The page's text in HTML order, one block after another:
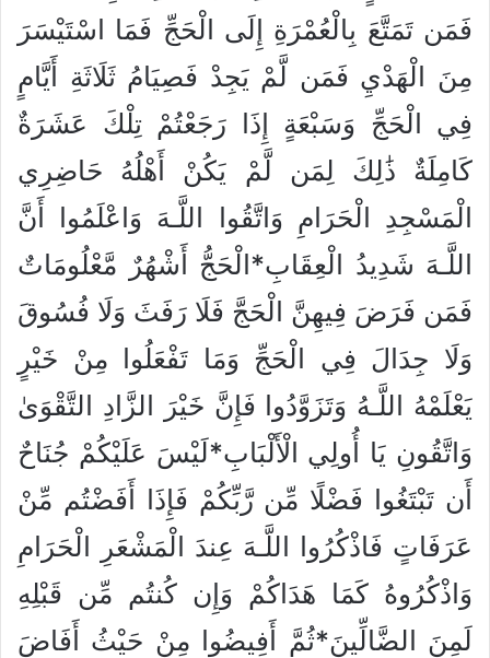
فَمَن تَمَتَّعَ بِالْعُمْرَةِ إِلَى الْحَجِّ فَمَا اسْتَيْسَرَ
مِنَ الْهَدْيِ فَمَن لَّمْ يَجِدْ فَصِيَامُ ثَلَاثَةِ أَيَّامٍ
فِي الْحَجِّ وَسَبْعَةٍ إِذَا رَجَعْتُمْ تِلْكَ عَشَرَةٌ
كَامِلَةٌ ذَٰلِكَ لِمَن لَّمْ يَكُنْ أَهْلُهُ حَاضِرِي
الْمَسْجِدِ الْحَرَامِ وَاتَّقُوا اللَّـهَ وَاعْلَمُوا أَنَّ
اللَّـهَ شَدِيدُ الْعِقَابِ*الْحَجُّ أَشْهُرٌ مَّعْلُومَاتٌ
فَمَن فَرَضَ فِيهِنَّ الْحَجَّ فَلَا رَفَثَ وَلَا فُسُوقَ
وَلَا جِدَالَ فِي الْحَجِّ وَمَا تَفْعَلُوا مِنْ خَيْرٍ
يَعْلَمْهُ اللَّـهُ وَتَزَوَّدُوا فَإِنَّ خَيْرَ الزَّادِ التَّقْوَىٰ
وَاتَّقُونِ يَا أُولِي الْأَلْبَابِ*لَيْسَ عَلَيْكُمْ جُنَاحٌ
أَن تَبْتَغُوا فَضْلًا مِّن رَّبِّكُمْ فَإِذَا أَفَضْتُم مِّنْ
عَرَفَاتٍ فَاذْكُرُوا اللَّـهَ عِندَ الْمَشْعَرِ الْحَرَامِ
وَاذْكُرُوهُ كَمَا هَدَاكُمْ وَإِن كُنتُم مِّن قَبْلِهِ
لَمِنَ الضَّالِّينَ*ثُمَّ أَفِيضُوا مِنْ حَيْثُ أَفَاضَ